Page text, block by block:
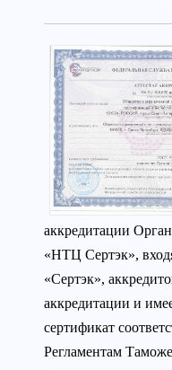
аккредитации
«НТЦ Сертэк»,
«Сертэк»,
аккредитации и
сертификат
Регламентам